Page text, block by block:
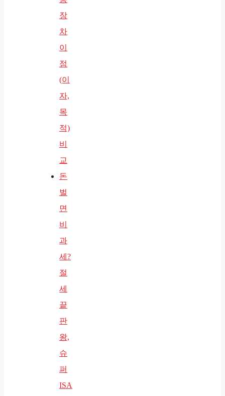
장
차
이
점
(이
자,
목
적)
비
교
돈
벌
면
비
과
세?
절
세
끝
판
왕,
슈
퍼
ISA